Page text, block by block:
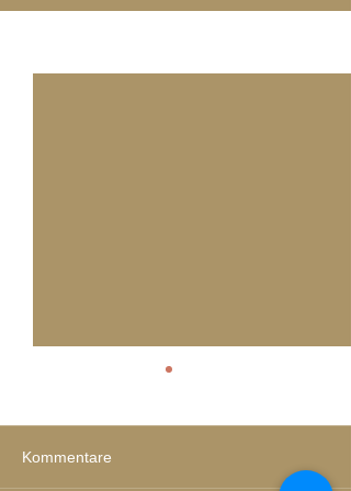
Kommentare